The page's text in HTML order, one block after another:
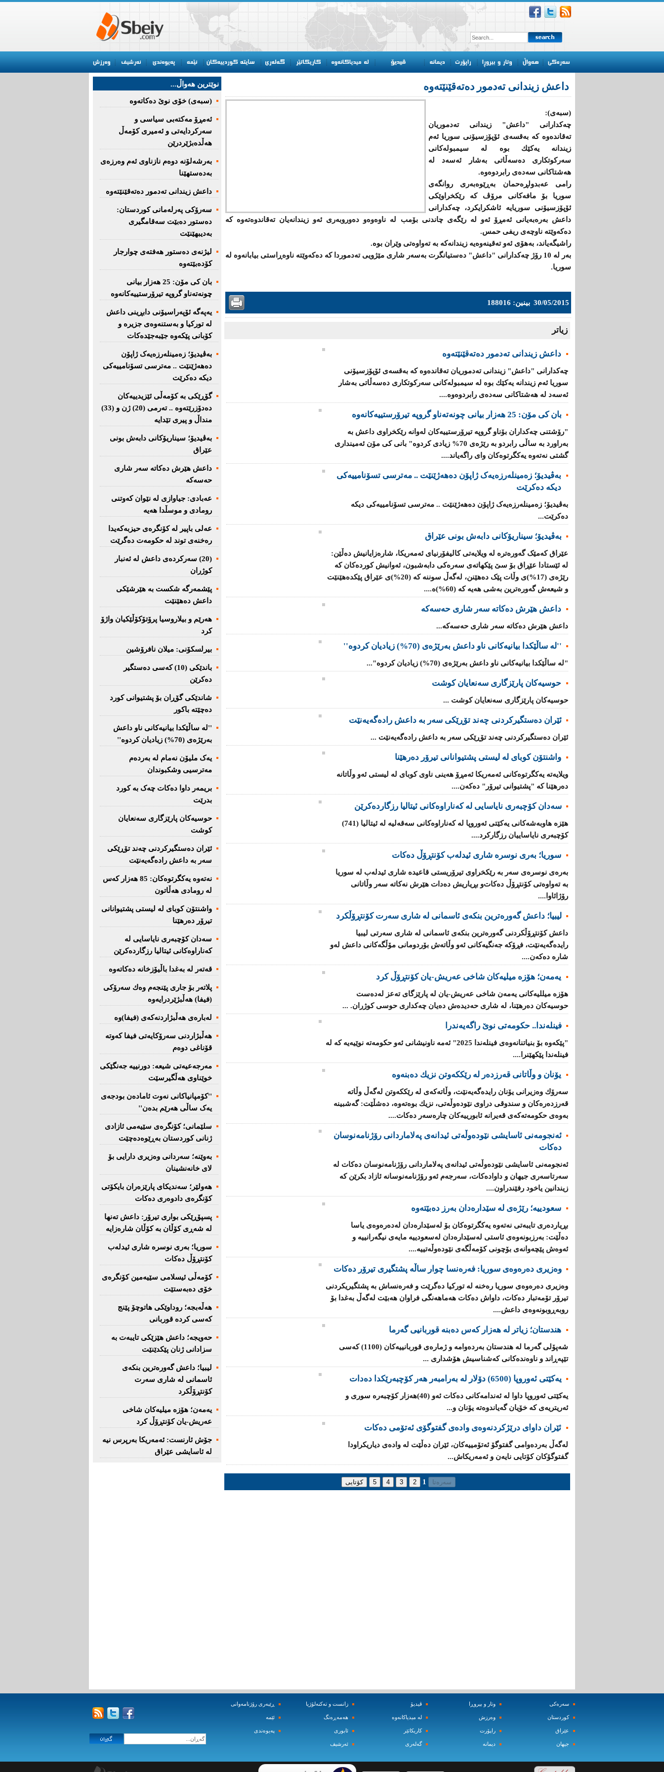
داعش زیندانی تەدمور دەتەقێنێتەوە
(سبەی):
چەكدارانی "داعش" زیندانی تەدموریان
تەقاندەوە كە بەقسەی ئۆپۆزسیۆنی سوریا ئەم
زیندانە یەكێك بوە لە سیمبولەكانی
سەركوتكاری دەسەڵاتی بەشار ئەسەد لە
هەشتاكانی سەدەی رابردوەوە.
رامی عەبدولڕەحمان بەڕێوەبەری روانگەی
سوریا بۆ مافەكانی مرۆڤ كە رێكخراوێكی
ئۆپۆزسیۆنی سوریایە ئاشكرایكرد، چەكدارانی
داعش بەرەبەیانی ئەمڕۆ ئەو لە رێگەی چاندنی بۆمب لە ناوەوە‌و دەوروبەری ئەو زیندانەیان تەقاندوەتەوە كە
دەكەوێتە ناوچەی ریفی حمس.
راشیگەیاند، بەهۆی ئەو تەقینەوەیە زیندانەكە بە تەواوەتی وێران بوە.
بەر لە 10 رۆژ چەكدارانی "داعش" دەستیانگرت بەسەر شاری مێژویی تەدموردا كە دەكەوێتە ناوەڕاستی بیابانەوە لە
سوریا.
30/05/2015 بینین: 188016
زیاتر
داعش زیندانی تەدمور دەتەقێنێتەوە
چەكدارانی "داعش" زیندانی تەدموریان تەقاندەوە كە بەقسەی ئۆپۆزسیۆنی
سوریا ئەم زیندانە یەكێك بوە لە سیمبولەكانی سەركوتكاری دەسەڵاتی بەشار
ئەسەد لە هەشتاكانی سەدەی رابردوەوە....
بان كی مۆن: 25 هەزار بیانی چونەتەناو گروپە تیرۆرستییەكانەوە
"رۆشتنی چەكداران بۆناو گروپە تیرۆرستییەكان لەوانە رێكخراوی داعش بە
بەراورد بە ساڵی رابردو بە رێژەی 70% زیادی كردوە" بانی كی مۆن ئەمینداری
گشتی نەتەوە یەكگرتوەكان وای راگەیاند....
بەڤیدیۆ؛ زەمینلەرزەیەک ژاپۆن دەهەژێنێت .. مەترسی تسۆنامییەکی
دیکە دەکرێت
بەڤیدیۆ؛ زەمینلەرزەیەک ژاپۆن دەهەژێنێت .. مەترسی تسۆنامییەکی دیکە
دەکرێت...
بەڤیدیۆ؛ سیناریۆکانی دابەش بونی عێراق
عێراق کەمێک گەورەترە لە ویلایەتی کالیفۆرنیای ئەمەریکا، شارەزایانیش دەڵێن:
لە ئێستادا عێڕاق بۆ سێ پێکهاتەی سەرەکی دابەشبون، ئەوانیش کوردەکان کە
رێژەی (17%)ی وڵات پێک دەهێنن، لەگەڵ سوننە کە (20%)ی عێراق پێکدەهێنێت
و شیعەش گەورەترین بەشی هەیە کە (60%)ە....
داعش هێرش دەکاتە سەر شاری حەسەکە
داعش هێرش دەکاتە سەر شاری حەسەکە...
''لە ساڵێکدا بیانیه‌كانی ناو داعش بەرێژەى (70%) زیادیان کردوە''
"لە ساڵێکدا بیانیه‌كانی ناو داعش بەرێژەى (70%) زیادیان کردوە"...
حوسیەکان پارێزگارى سەنعایان کوشت
حوسیەکان پارێزگارى سەنعایان کوشت ...
ئێران دەستگیرکردنى چه‌ند تۆڕێكی‌ سه‌ر به‌ داعش رادەگەیەنێت
ئێران دەستگیرکردنى چه‌ند تۆڕێكی‌ سه‌ر به‌ داعش رادەگەیەنێت ...
واشنتۆن كوبای لە لیستی پشتیوانانی تیرۆر دەرهێنا
ویلایەتە یەكگرتوەكانی ئەمەریكا ئەمڕۆ هەینی ناوی كوبای لە لیستی ئەو وڵاتانە
دەرهێنا كە "پشتیوانی تیرۆر" دەكەن....
سەدان كۆچبەری نایاسایی لە كەناراوەكانی ئیتالیا رزگاردەكرێن
هێزە هاوبەشەكانی یەكێتی ئەوروپا لە كەناراوەكانی سەقەلیە لە ئیتالیا (741)
كۆچبەری نایاساییان رزگاركرد....
سوریا؛ بەری نوسرە شاری ئیدلەب كۆنتڕۆڵ دەكات
بەرەی نوسرەی سەر بە رێكخراوی تیرۆریستی قاعیدە شاری ئیدلەب لە سوریا
بە تەواوەتی كۆنتڕۆڵ دەكات‌و بڕیاریش دەدات هێرش نەكاتە سەر وڵاتانی
رۆژائاوا....
لیبیا؛ داعش گەورەترین بنكەی ئاسمانی لە شاری سەرت کۆنتڕۆڵکرد
داعش كۆنتڕۆڵکردنی گەورەترین بنكەی ئاسمانی لە شاری سەرتی لیبیا
رایدەگەیەنێت، فڕۆكە جەنگیەكانی ئەو وڵاتەش بۆردومانی مۆڵگەكانی داعش لەو
شارە دەكەن....
یەمەن؛ هۆزە میلیەكان شاخی عەریش-یان كۆنتڕۆڵ كرد
هۆزە میللیەكانی یەمەن شاخی عەریش-یان لە پارێزگای تەعز لەدەست
حوسیەكان دەرهێنا، لە شاری حەدیدەش دەیان چەكداری حوسی كوژران. ...
فینلەندا.. حكومەتی نوێ راگەیەندرا
"پێكەوە بۆ بنیاتنانەوەی فینلەندا 2025" ئەمە ناونیشانی ئەو حكومەتە نوێیەیە كە لە
فینلەندا پێكهێنرا....
یۆنان‌ و وڵاتانی‌ قه‌رزده‌ر له‌ رێککەوتن نزیك ده‌بنه‌وه‌
سه‌رۆك وه‌زیرانی‌ یۆنان رایده‌گه‌یه‌نێت، وڵاته‌كه‌ی‌ له‌ رێکكه‌وتن له‌گه‌ڵ وڵاته‌
قه‌رزده‌ره‌كان‌ و سندوقی‌ دراوی‌ نێوده‌وڵه‌تی، نزیك بوه‌ته‌وه‌، ده‌شڵێت: گه‌شبینه‌
به‌وه‌ی‌ حكومه‌ته‌كه‌ی‌ قه‌یرانه‌ ئابورییه‌كان چاره‌سه‌ر ده‌كات....
ئه‌نجومه‌نی ئاسایشی نێوده‌وڵه‌تی ئیدانه‌ی په‌لاماردانی رۆژنامه‌نوسان
ده‌كات
ئه‌نجومه‌نی ئاسایشی نێوده‌وڵه‌تی ئیدانه‌ی په‌لاماردانی رۆژنامه‌نوسان ده‌كات له‌
سه‌رتاسه‌ری جیهان و داواده‌كات، سه‌رجه‌م ئه‌و رۆژنامه‌نوسانه‌ ئازاد بكرێن كه‌
زیندانین یاخود رفێندراون....
سعودییە؛ رێژەی لە سێدارەدان بەرز دەبێتەوە
بڕیارده‌ری تایبه‌تی نه‌ته‌وه‌ یه‌كگرتوه‌كان بۆ له‌سێداره‌دان له‌ده‌ره‌وه‌ی یاسا
ده‌ڵێت: به‌رزبونه‌وه‌ی ئاستی له‌سێداره‌دان له‌سعودییه‌ مایه‌ی نیگه‌رانییه‌ و
ئه‌وه‌ش پێچه‌وانه‌ی بۆچونی كۆمه‌ڵگه‌ی‌ نێوده‌وڵه‌تییه‌....
وەزیری دەرەوەی سوریا: فه‌ره‌نسا چوار ساڵه‌ پشتگیری تیرۆر ده‌كات
وه‌زیری ده‌ره‌وه‌ی سوریا ره‌خنه‌ له‌ توركیا ده‌گرێت و فه‌ره‌نساش به‌ پشتگیریكردنی
تیرۆر تۆمه‌تبار ده‌كات، داواش ده‌كات هه‌ماهه‌نگی فراوان هه‌بێت له‌گه‌ڵ به‌غدا بۆ
روبه‌ڕوبونه‌وه‌ی داعش....
هندستان؛ زیاتر لە هەزار کەس دەبنە قوربانیی گەرما
شه‌پۆلی‌ گه‌رما له‌ هندستان به‌رده‌وامه‌ و ژماره‌ی‌ قوربانییه‌كان (1100) کەسی
تێپه‌ڕاند و ناوه‌نده‌كانی‌ كه‌شناسیش هۆشداری‌ ...
یه‌كێتی‌ ئه‌وروپا (6500) دۆلار له‌ به‌رامبه‌ر هه‌ر كۆچبه‌رێكدا ده‌دات
یه‌كێتی‌ ئه‌وروپا داوا له‌ ئه‌ندامه‌كانی‌ ده‌كات ئه‌و (40)هه‌زار كۆچبه‌ره‌ سوری‌ و
ئه‌ریتریه‌ی‌ کە خۆیان گه‌یاندوه‌ته‌ یۆنان و...
ئێران داوای‌ درێژكردنه‌وه‌ی‌ واده‌ی‌ گفتوگۆی ئەتۆمی ده‌كات
له‌گه‌ڵ به‌رده‌وامی‌ گفتوگۆ ئه‌تۆمییه‌كان، ئێران ده‌ڵێت له‌ واده‌ی‌ دیاریكراودا
گفتوگۆكان كۆتایی‌ نایه‌ن و ئەمەریکاش...
1
نوێترین هه‌واڵ...
(سبەى) خۆى نوێ دەکاتەوە
ئه‌مڕۆ مه‌كته‌بی‌ سیاسی‌ و
سه‌ركردایه‌تی‌ و ئه‌میری‌ كۆمه‌ڵ
هەڵدەبژێردرێن
به‌رشه‌لۆنه‌ دوه‌م نازناوی ئه‌م وه‌رزه‌ی
به‌ده‌ستهێنا
داعش زیندانی تەدمور دەتەقێنێتەوە
سەرۆكی پەرلەمانی كوردستان:
دەستور دەبێت سەقامگیری
بەدیبهێنێت
لیژنەی دەستور هەفتەی چوارجار
كۆدەبێتەوە
بان كی مۆن: 25 هەزار بیانی
چونەتەناو گروپە تیرۆرستییەكانەوە
یەپەگە ئۆپەراسیۆنی دابڕینی داعش
لە تورکیا و بەستنەوەی جزیرە و
کۆبانی پێکەوە جێبەجێدەکات
بەڤیدیۆ؛ زەمینلەرزەیەک ژاپۆن
دەهەژێنێت .. مەترسی تسۆنامییەکی
دیکە دەکرێت
گۆڕێکی بە کۆمەڵی ئێزیدییەکان
دەدۆزرێتەوە .. تەرمی (20) ژن و (33)
منداڵ و پیری تێدایە
بەڤیدیۆ؛ سیناریۆکانی دابەش بونی
عێراق
داعش هێرش دەکاتە سەر شاری
حەسەکە
عه‌بادی: جیاوازی له‌ نێوان کەوتنی
رومادی و موسڵدا هه‌یه‌
عەلی باپیر لە کۆنگرەی حیزبەکەیدا
رەخنەی توند لە حکومەت دەگرێت
(20) سه‌ركرده‌ی داعش لە ئەنبار
کوژران
پێشمەرگە شكست بە هێرشێكی
داعش دەهێنێت
هەرێم و بیلاروسیا پرۆتۆکۆڵێکیان واژۆ
کرد
بیرلسكۆنی: میلان نافرۆشین
باندێکی (10) کەسى دەستگیر
دەکرێن
شاندێکى گۆڕان بۆ پشتیوانی کورد
دەچێتە باکور
''لە ساڵێکدا بیانیه‌كانی ناو داعش
بەرێژەى (70%) زیادیان کردوە''
یەک ملیۆن نەمام لە بەردەم
مەترسیی وشکبوندان
بریمه‌ر داوا دەکات چەک بە کورد
بدرێت
حوسیەکان پارێزگارى سەنعایان
کوشت
ئێران دەستگیرکردنى چه‌ند تۆڕێكی‌
سه‌ر به‌ داعش رادەگەیەنێت
نەتەوە یەكگرتوەكان: 85 هەزار كەس
لە رومادی هەڵاتون
واشنتۆن كوبای لە لیستی پشتیوانانی
تیرۆر دەرهێنا
سەدان كۆچبەری نایاسایی لە
كەناراوەكانی ئیتالیا رزگاردەكرێن
قەتەر لە بەغدا باڵیۆزخانە دەكاتەوە
پلاتەر بۆ جاری پێنجەم وەك سەرۆكی
(فیفا) هەڵبژێردرایەوە
لەبارەی هەڵبژاردنەكەی (فیفا)وە
هەڵبژاردنی سەرۆكایەتی فیفا كەوتە
قۆناغی دوەم
مەرجەعیەتی شیعە: دورنییە جەنگێكی
خوێناوی هەڵگیرسێت
''کۆمپانیاکانی نەوت ئامادەن بودجەی
یەک ساڵی هەرێم بدەن''
سلێمانی؛ كۆنگرەی سێیەمی ئازادی
ژنانی كوردستان بەڕێوەدەچێت
بەوێنە؛ سەردانی وەزیری دارایی بۆ
لای خانەنشینان
هەولێر؛ سەندیكای پارێزەران بایكۆتی
كۆنگرەی دادوەری دەكات
پسپۆڕێكی بواری تیرۆر: داعش تەنها
لە شەڕی كۆڵان بە كۆڵان شارەزایە
سوریا؛ بەری نوسرە شاری ئیدلەب
كۆنتڕۆڵ دەكات
كۆمەڵی ئیسلامی سێیەمین كۆنگرەی
خۆی دەبەستێت
هەڵەبجە؛ روداوێکی هاتوچۆ پێنج
کەسی کردە قوربانی
حەویجە؛ داعش هێزێكی تایبەت بە
سزادانی ژنان پێكدێنێت
لیبیا؛ داعش گەورەترین بنكەی
ئاسمانی لە شاری سەرت
کۆنتڕۆڵکرد
یەمەن؛ هۆزە میلیەكان شاخی
عەریش-یان كۆنتڕۆڵ كرد
جۆش ئارنست: ئەمەریكا بەرپرس نیە
لە ئاسایشی عێراق
سه‌ره‌کی
کوردستان
عێراق
جیهان
وتار و بیروڕا
وه‌رزش‌
راپۆرت
دیمانه‌
ڤیدیۆ
له‌ میدیاکانه‌وه‌
کاریکاتێر
گه‌له‌ری
زانست و ته‌کنه‌لۆژیا
هه‌مه‌ڕه‌نگ
ئابوری
ئه‌رشیف
ڕێبه‌ری رۆژنامه‌وانی
ئێمه‌
په‌یوه‌ندی